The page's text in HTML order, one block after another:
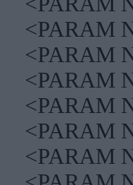
<PARAM
<PARAM
<PARAM
<PARAM
<PARAM
<PARAM